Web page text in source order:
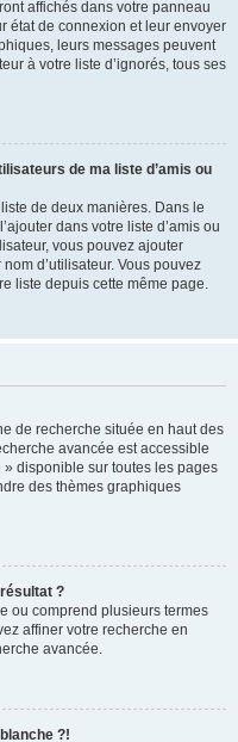
affichés dans votre panneau
état de connexion et leur envoyer
leurs messages peuvent
à votre liste d’ignorés, tous ses
de ma liste d’amis ou
de deux manières. Dans le
dans votre liste d’amis ou
vous pouvez ajouter
d’utilisateur. Vous pouvez
liste depuis cette même page.
de recherche située en haut des
avancée est accessible
disponible sur toutes les pages
des thèmes graphiques
?
ou comprend plusieurs termes
affiner votre recherche en
avancée.
?!